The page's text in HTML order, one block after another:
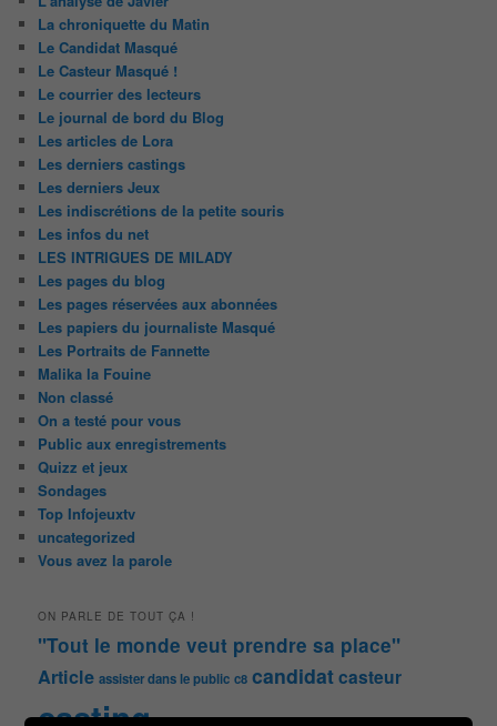
La chroniquette du Matin
Le Candidat Masqué
Le Casteur Masqué !
Le courrier des lecteurs
Le journal de bord du Blog
Les articles de Lora
Les derniers castings
Les derniers Jeux
Les indiscrétions de la petite souris
Les infos du net
LES INTRIGUES DE MILADY
Les pages du blog
Les pages réservées aux abonnées
Les papiers du journaliste Masqué
Les Portraits de Fannette
Malika la Fouine
Non classé
On a testé pour vous
Public aux enregistrements
Quizz et jeux
Sondages
Top Infojeuxtv
uncategorized
Vous avez la parole
ON PARLE DE TOUT ÇA !
"Tout le monde veut prendre sa place"
Article assister dans le public c8 candidatcasteur